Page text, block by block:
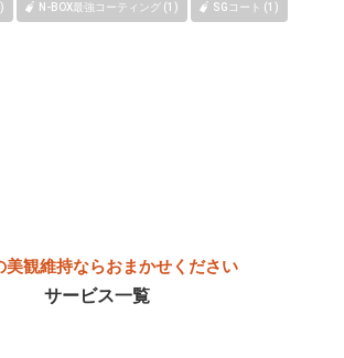
N-BOX最強コーティング (1) SGコート (1)
美観維持ならおまかせください
サービス一覧